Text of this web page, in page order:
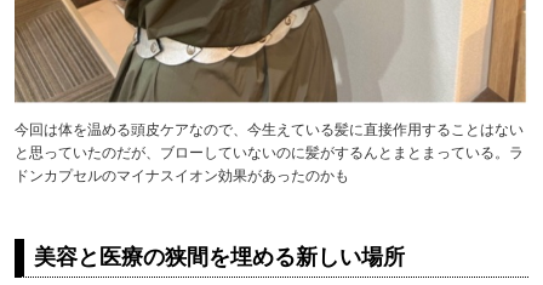
今回は体を温める頭皮ケアなので、今生えている髪に直接作用することはない
と思っていたのだが、ブローしていないのに髪がするんとまとまっている。ラ
ドンカプセルのマイナスイオン効果があったのかも
美容と医療の狭間を埋める新しい場所